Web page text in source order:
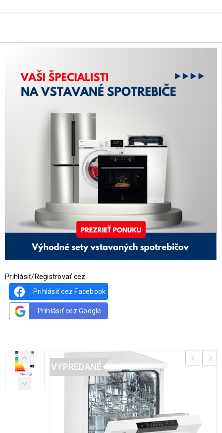
Prihlásiť/Registrovať cez
Prihlásiť cez Facebook
Prihlásiť cez Google
VYPREDANÉ